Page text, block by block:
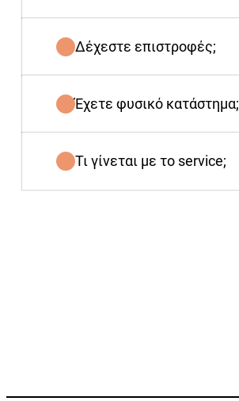
Δέχεστε επιστροφές;
Έχετε φυσικό κατάστημα;
Τι γίνεται με το service;